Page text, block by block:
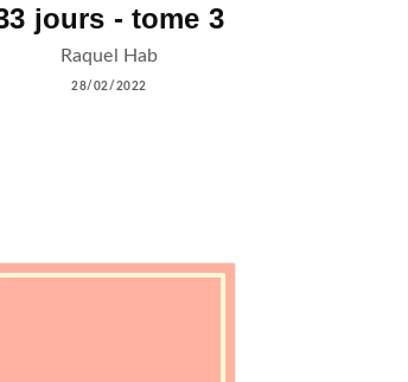
jours - tome 3
Raquel Hab
28/02/2022